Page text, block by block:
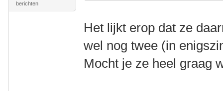
berichten
Het lijkt erop dat ze
wel nog twee (in
Mocht je ze heel graag